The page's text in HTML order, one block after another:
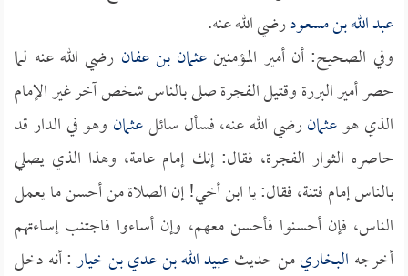
عبد الله بن مسعودرضي الله عنه.
وفي الصحيح: أن أمير المؤمنينعثمان بن عفان رضي الله عنه لما
حصر أمير البررة وقتيل الفجرة صلى بالناس شخص آخر غير الإمام
الذي هوعثمانرضي الله عنه، فسأل سائلعثمان وهو في الدار قد
حاصره الثوار الفجرة، فقال: إنك إمام عامة، وهذا الذي يصلي
بالناس إمام فتنة، فقال: يا ابن أخي! إن الصلاة من أحسن ما يعمل
الناس، فإن أحسنوا فأحسن معهم، وإن أساءوا فاجتنب إساءتهم
أخرجه البخاريمن حديثعبيد الله بن عدي بن خيار: أنه دخل